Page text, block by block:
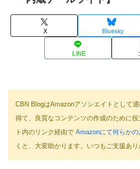
X Bluesky
LINE
CBN BlogはAmazonアソシエイトとして
得て、良質なコンテンツの作成のために
ト内のリンク経由で Amazonにて何らかの
くと、大変助かります。いつもご支援あ